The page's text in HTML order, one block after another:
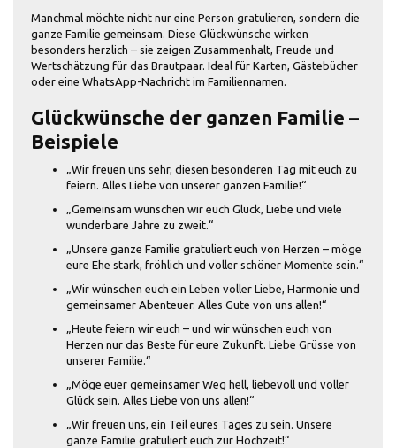
Manchmal möchte nicht nur eine Person gratulieren, sondern die
ganze Familie gemeinsam. Diese Glückwünsche wirken
besonders herzlich – sie zeigen Zusammenhalt, Freude und
Wertschätzung für das Brautpaar. Ideal für Karten, Gästebücher
oder eine WhatsApp-Nachricht im Familiennamen.
Glückwünsche der ganzen Familie –
Beispiele
„Wir freuen uns sehr, diesen besonderen Tag mit euch zu
feiern. Alles Liebe von unserer ganzen Familie!“
„Gemeinsam wünschen wir euch Glück, Liebe und viele
wunderbare Jahre zu zweit.“
„Unsere ganze Familie gratuliert euch von Herzen – möge
eure Ehe stark, fröhlich und voller schöner Momente sein.“
„Wir wünschen euch ein Leben voller Liebe, Harmonie und
gemeinsamer Abenteuer. Alles Gute von uns allen!“
„Heute feiern wir euch – und wir wünschen euch von
Herzen nur das Beste für eure Zukunft. Liebe Grüsse von
unserer Familie.“
„Möge euer gemeinsamer Weg hell, liebevoll und voller
Glück sein. Alles Liebe von uns allen!“
„Wir freuen uns, ein Teil eures Tages zu sein. Unsere
ganze Familie gratuliert euch zur Hochzeit!“